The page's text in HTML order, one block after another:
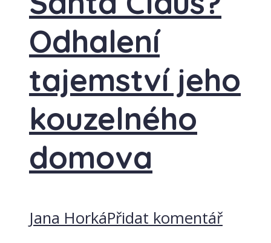
Odhalení
tajemství jeho
kouzelného
domova
Jana HorkáPřidat komentář